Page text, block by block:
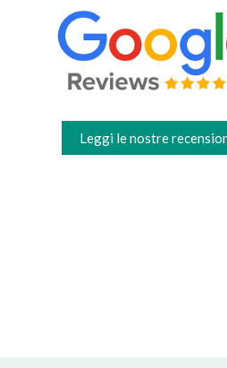
Leggi le nostre
Esperienza positiva! Il ricambio
esattamente come ben
Consegna veloce e comoda,
sostituzione e una profonda
cappa è come nuova! Grazie
★ ★